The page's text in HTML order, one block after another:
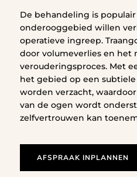
De behandeling is
onderooggebied willen
operatieve ingreep.
door volumeverlies en het
verouderingsproces. Met
het gebied op een
worden verzacht,
van de ogen wordt
zelfvertrouwen kan
AFSPRAAK INPLANNEN